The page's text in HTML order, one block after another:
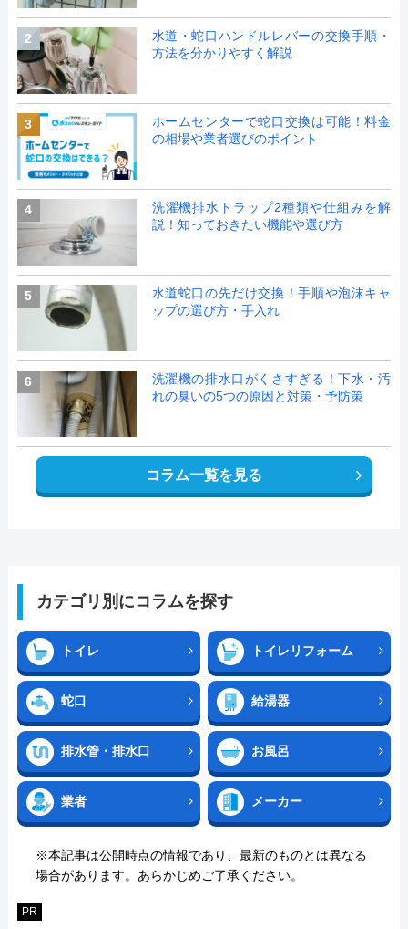
2
水道・蛇口ハンドルレバーの交換手順・
方法を分かりやすく解説
3
ホームセンターで蛇口交換は可能！料金
の相場や業者選びのポイント
4
洗濯機排水トラップ2種類や仕組みを解
説！知っておきたい機能や選び方
5
水道蛇口の先だけ交換！手順や泡沫キャ
ップの選び方・手入れ
6
洗濯機の排水口がくさすぎる！下水・汚
れの臭いの5つの原因と対策・予防策
コラム一覧を見る
カテゴリ別にコラムを探す
トイレ トイレリフォーム
蛇口 給湯器
排水管・排水口 お風呂
業者 メーカー
※本記事は公開時点の情報であり、最新のものとは異なる
場合があります。あらかじめご了承ください。
PR